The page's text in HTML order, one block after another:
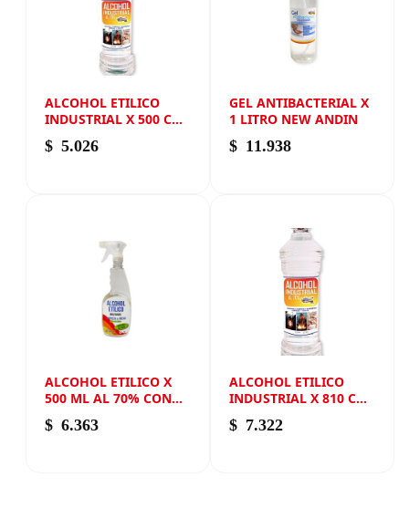
ALCOHOL ETILICO
INDUSTRIAL X 500 CM3
NEW ANDIN
$ 5.026
GEL ANTIBACTERIAL X
1 LITRO NEW ANDIN
$ 11.938
ALCOHOL ETILICO X
500 ML AL 70% CON
PISTOLA NEW ANDIN
$ 6.363
ALCOHOL ETILICO
INDUSTRIAL X 810 CM3
NEW ANDIN
$ 7.322